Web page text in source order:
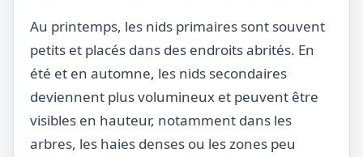
Au printemps, les nids primaires sont souvent
petits et placés dans des endroits abrités. En
été et en automne, les nids secondaires
deviennent plus volumineux et peuvent être
visibles en hauteur, notamment dans les
arbres, les haies denses ou les zones peu